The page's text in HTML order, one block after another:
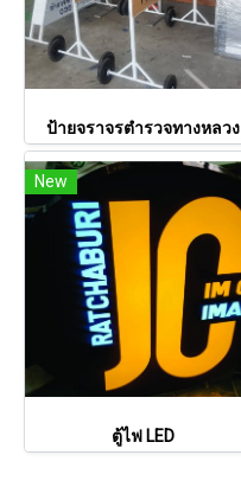
ป้ายจราจรตำรวจทางหลวง
New
ตู้ไฟ LED